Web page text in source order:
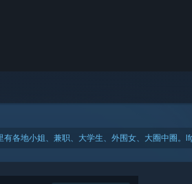
各地小姐、兼职、大学生、外围女、大圈中圈。